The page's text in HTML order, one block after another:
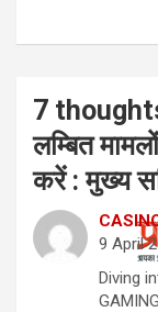
7
लम्बित
करें : मुख्य
9 April
Diving